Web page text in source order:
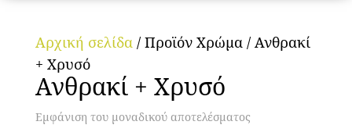
Αρχική σελίδα/ Προϊόν Χρώμα / Ανθρακί
+ Χρυσό
Ανθρακί + Χρυσό
Εμφάνιση του μοναδικού αποτελέσματος